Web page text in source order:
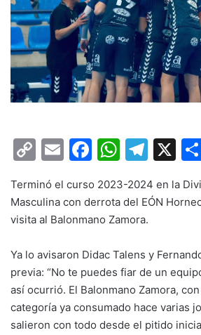
C
p
y
n
k
E
ai
l
F
c
e
o
o
k
W
at
s
p
p
T
e
m
X
Terminó el curso 2023-2024 en la
Masculina con derrota del EÓN
visita al Balonmano Zamora.
Ya lo avisaron Didac Talens y
previa: “No te puedes fiar de un
así ocurrió. El Balonmano Zamora,
categoría ya consumado hace varias
salieron con todo desde el pitido